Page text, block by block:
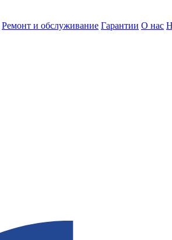
Ремонт и обслуживание Гарантии О нас